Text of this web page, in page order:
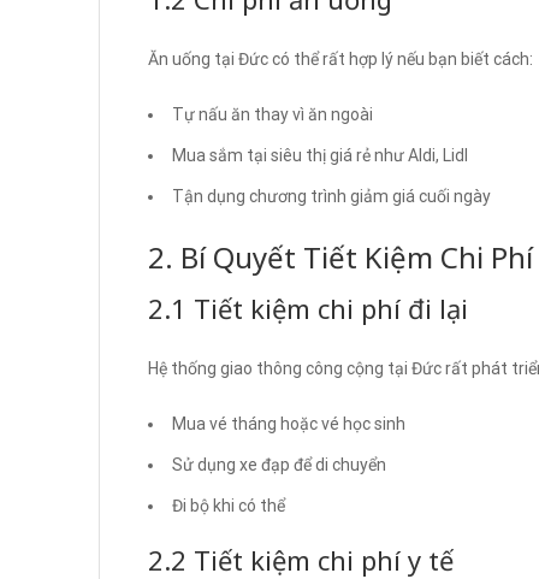
Ăn uống tại Đức có thể rất hợp lý nếu bạn biết cách:
Tự nấu ăn thay vì ăn ngoài
Mua sắm tại siêu thị giá rẻ như Aldi, Lidl
Tận dụng chương trình giảm giá cuối ngày
2. Bí Quyết Tiết Kiệm Chi
2.1 Tiết kiệm chi phí đi lại
Hệ thống giao thông công cộng tại Đức rất phát
Mua vé tháng hoặc vé học sinh
Sử dụng xe đạp để di chuyển
Đi bộ khi có thể
2.2 Tiết kiệm chi phí y tế